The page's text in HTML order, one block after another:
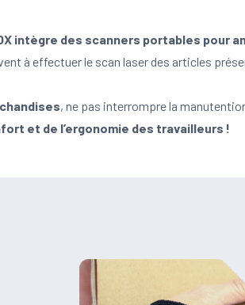
intègre des scanners portables pour
à effectuer le scan laser des articles
, ne pas interrompre la
et de l’ergonomie des travailleurs !